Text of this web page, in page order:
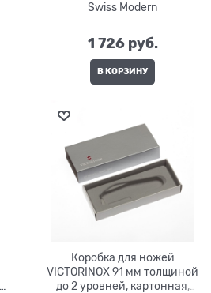
Swiss Modern
1 726 руб.
В КОРЗИНУ
Коробка для ножей
VICTORINOX 91 мм толщиной
до 2 уровней, картонная,